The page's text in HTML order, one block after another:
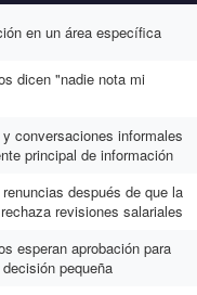
en un área específica
dicen "nadie nota mi
y conversaciones informales
principal de información
después de que la
revisiones salariales
esperan aprobación para
pequeña